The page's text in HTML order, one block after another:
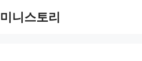
미니스토리